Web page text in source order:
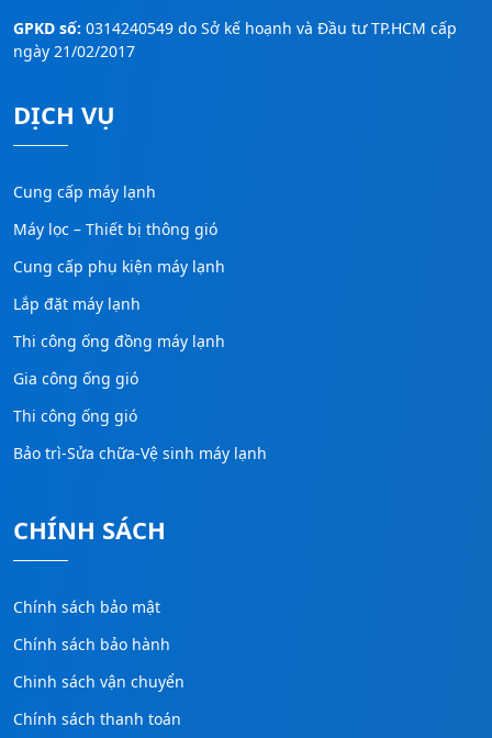
GPKD số: 0314240549 do Sở kế hoạnh và Đầu tư TP.HCM cấp
ngày 21/02/2017
DỊCH VỤ
Cung cấp máy lạnh
Máy lọc – Thiết bị thông gió
Cung cấp phụ kiện máy lạnh
Lắp đặt máy lạnh
Thi công ống đồng máy lạnh
Gia công ống gió
Thi công ống gió
Bảo trì-Sửa chữa-Vệ sinh máy lạnh
CHÍNH SÁCH
Chính sách bảo mật
Chính sách bảo hành
Chinh sách vận chuyển
Chính sách thanh toán